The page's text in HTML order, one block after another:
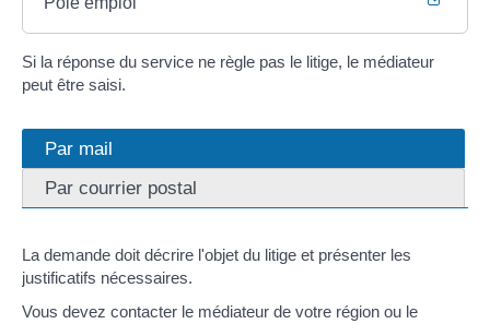
Si la réponse du service ne règle pas le litige, le médiateur
peut être saisi.
Par mail
Par courrier postal
La demande doit décrire l'objet du litige et présenter les
justificatifs nécessaires.
Vous devez contacter le médiateur de votre région ou le